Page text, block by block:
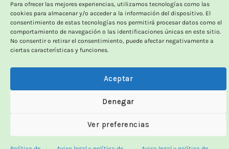
Para ofrecer las mejores experiencias, utilizamos tecnologías como las
cookies para almacenar y/o acceder a la información del dispositivo. El
consentimiento de estas tecnologías nos permitirá procesar datos como el
comportamiento de navegación o las identificaciones únicas en este sitio.
No consentir o retirar el consentimiento, puede afectar negativamente a
ciertas características y funciones.
Aceptar
Denegar
Ver preferencias